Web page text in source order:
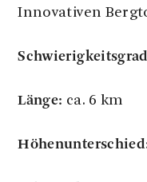
Innovativen
Länge: ca. 6 km